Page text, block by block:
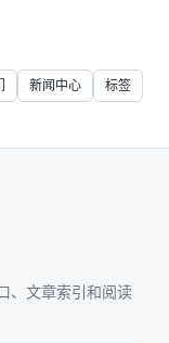
新闻中心 标签
、文章索引和阅读